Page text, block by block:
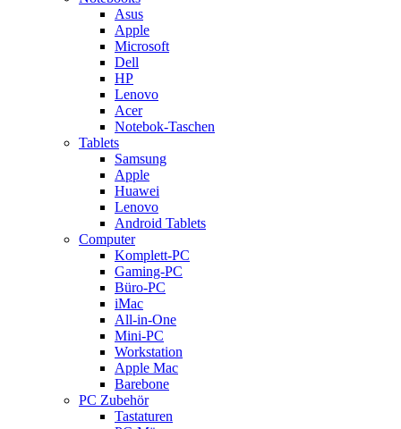
Asus
Apple
Microsoft
Dell
HP
Lenovo
Acer
Notebok-Taschen
Tablets
Samsung
Apple
Huawei
Lenovo
Android Tablets
Computer
Komplett-PC
Gaming-PC
Büro-PC
iMac
All-in-One
Mini-PC
Workstation
Apple Mac
Barebone
PC Zubehör
Tastaturen